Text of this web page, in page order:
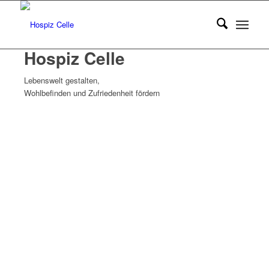
Hospiz Celle
Lebenswelt gestalten,
Wohlbefinden und Zufriedenheit fördern